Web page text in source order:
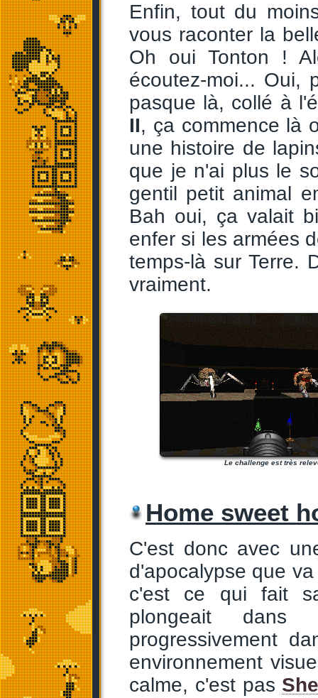
Enfin, tout du
vous raconter la
Oh oui Tonton !
écoutez-moi... Oui,
pasque là, collé à
II, ça commence là
une histoire de
que je n'ai plus le
gentil petit animal
Bah oui, ça valait
enfer si les armées
temps-là sur Terre.
vraiment.
Le challenge est très
Home sweet
C'est donc avec
d'apocalypse que
c'est ce qui fait
plongeait dans
progressivement
environnement
calme, c'est pas